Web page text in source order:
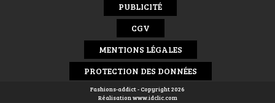
PUBLICITÉ
CGV
MENTIONS LÉGALES
PROTECTION DES DONNÉES
Fashions-addict - Copyright 2026
Réalisationwww.idclic.com